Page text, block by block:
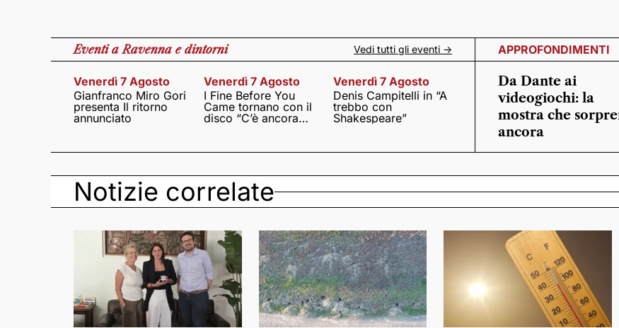
Eventia Ravenna e dintorni Vedi tutti gli eventi ->
Venerdì 7 Agosto
Gianfranco Miro Gori
presenta Il ritorno
annunciato
Venerdì 7 Agosto
I Fine Before You
Came tornano con il
disco “C’è ancora
Venerdì 7 Agosto
Denis Campitelli in “A
trebbo con
Shakespeare”
APPROFONDIMENTI
Da Dante ai
videogiochi: la
mostra che
ancora
Notizie correlate